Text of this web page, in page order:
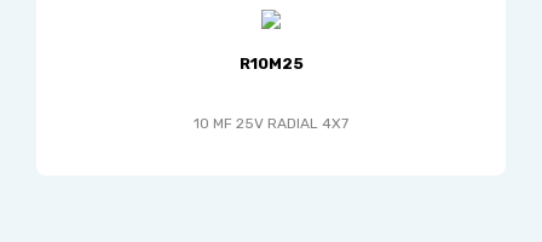
R10M25
10 MF 25V RADIAL 4X7